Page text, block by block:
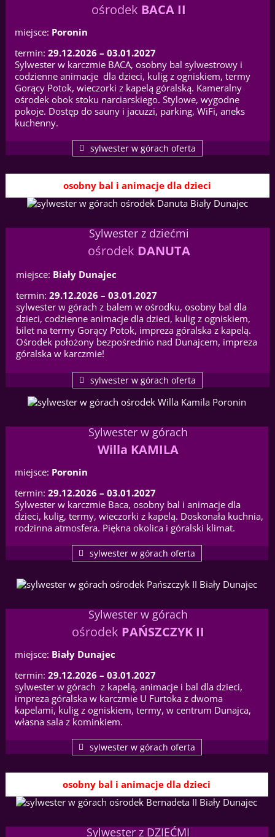
ośrodekBACA II
miejsce: Poronin
termin: 29.12.2026 – 03.01.2027
Sylwester w karczmie BACA, osobny bal sylwestrowy i
codzienne animacje dla dzieci, kulig z ogniskiem, termy
Gorący Potok, wieczorki z kapelą góralską. Kameralny
ośrodek obok stoku narciarskiego. Stylowe, wygodne
pokoje. Dostęp do sauny i jacuzzi, parking, WiFi, aneks
kuchenny.
sylwester w górach oferta
osobny bal i animacje dla dzieci
Sylwester z dziećmi
ośrodek DANUTA
miejsce: Biały Dunajec
termin: 29.12.2026 – 03.01.2027
sylwester w górach z balem w ośrodku, osobny bal dla
dzieci, codzienne animacje dla dzieci, kulig z ogniskiem,
bilet na termy Gorący Potok, impreza góralska z kapelą.
Ośrodek położony bezpośrednio nad Dunajcem, impreza
góralska w karczmie!
sylwester w górach oferta
Sylwester w górach
Willa KAMILA
miejsce: Poronin
termin: 29.12.2026 – 03.01.2027
Sylwester w karczmie Baca, osobny bal i animacje dla
dzieci, kulig, termy, wieczorki z kapelą. Doskonała kuchnia,
rodzinna atmosfera. Piękna okolica i góralski klimat.
sylwester w górach oferta
Sylwester w górach
ośrodekPAŃSZCZYK II
miejsce: Biały Dunajec
termin: 29.12.2026 – 03.01.2027
sylwester w górach z kapelą, animacje i bal dla dzieci,
impreza góralska w karczmie U Furtoka z dwoma
kapelami, kulig z ogniskiem, termy, w centrum Dunajca,
własna sala z kominkiem.
sylwester w górach oferta
osobny bal i animacje dla dzieci
Sylwester z DZIEĆMI